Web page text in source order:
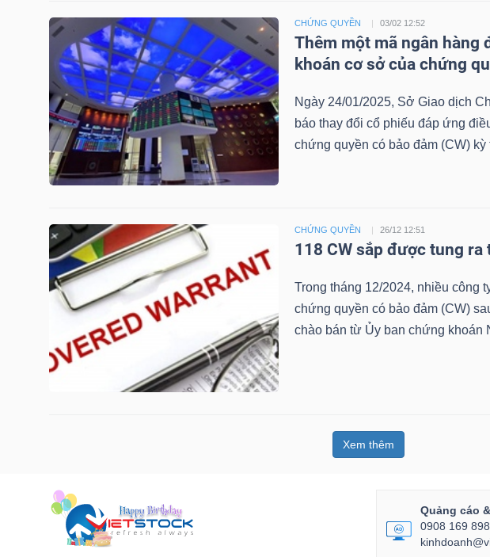
CHỨNG QUYỀN 03/02 12:52
Thêm một mã ngân hàng
khoán cơ sở của chứng
Ngày 24/01/2025, Sở Giao dịch
báo thay đổi cổ phiếu đáp ứng
chứng quyền có bảo đảm (CW) kỳ
CHỨNG QUYỀN 26/12 12:51
118 CW sắp được tung
Trong tháng 12/2024, nhiều công
chứng quyền có bảo đảm (CW)
chào bán từ Ủy ban chứng khoán
Xem thêm
Quảng cáo
0908 169
NĂNG
LƯỢNG
VẬT
LIỆU
CÔNG
DÙNG
KHÔNG